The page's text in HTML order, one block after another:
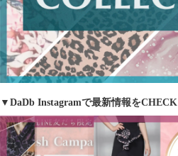
▼DaDb Instagramで最新情報をCHECK